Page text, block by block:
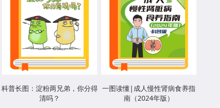
科普长图：淀粉两兄弟，你分得
清吗？
一图读懂|成人慢性肾病食养指
南（2024年版）